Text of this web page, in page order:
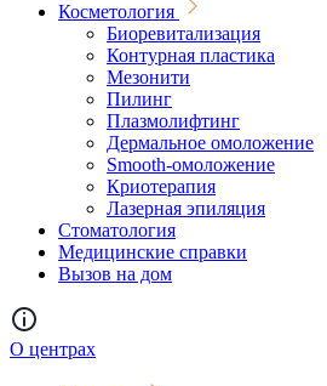
Косметология
Биоревитализация
Контурная пластика
Мезонити
Пилинг
Плазмолифтинг
Дермальное омоложение
Smooth-омоложение
Криотерапия
Лазерная эпиляция
Стоматология
Медицинские справки
Вызов на дом
О центрах